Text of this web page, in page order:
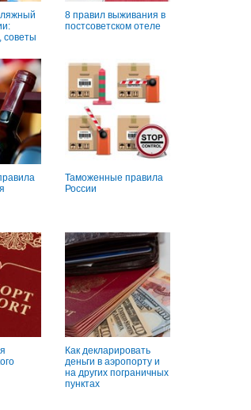
советы
8 правил выживания в
постсоветском отеле
Таможенные правила
России
Как декларировать
деньги в аэропорту и
на других пограничных
пунктах